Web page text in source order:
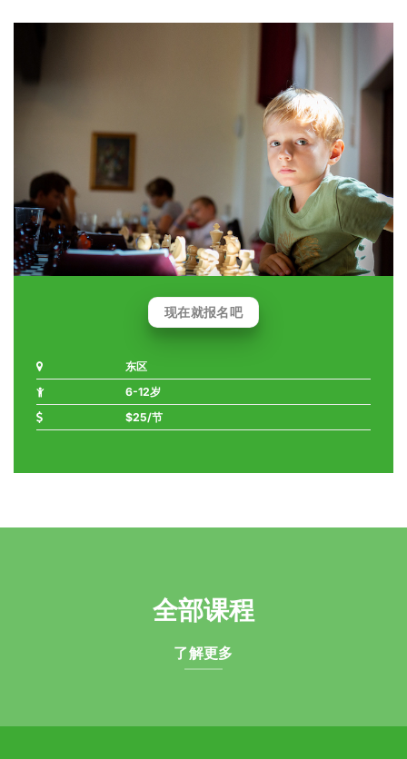
现在就报名吧
东区
6-12岁
$25/节
全部课程
了解更多